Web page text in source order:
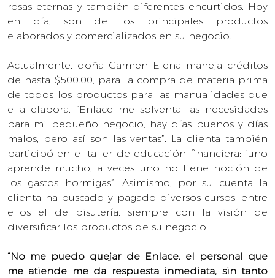
rosas eternas y también diferentes encurtidos. Hoy
en día, son de los principales productos
elaborados y comercializados en su negocio.
Actualmente, doña Carmen Elena maneja créditos
de hasta $500.00, para la compra de materia prima
de todos los productos para las manualidades que
ella elabora. “Enlace me solventa las necesidades
para mi pequeño negocio, hay días buenos y días
malos, pero así son las ventas”. La clienta también
participó en el taller de educación financiera: “uno
aprende mucho, a veces uno no tiene noción de
los gastos hormigas”. Asimismo, por su cuenta la
clienta ha buscado y pagado diversos cursos, entre
ellos el de bisutería, siempre con la visión de
diversificar los productos de su negocio.
“No me puedo quejar de Enlace, el personal que
me atiende me da respuesta inmediata, sin tanto